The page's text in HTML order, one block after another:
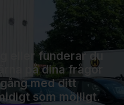
eller funderar du
på dina frågor
med ditt
som möjligt.